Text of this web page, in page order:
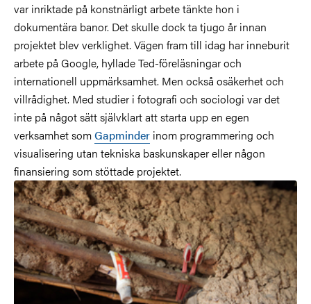
var inriktade på konstnärligt arbete tänkte hon i
dokumentära banor. Det skulle dock ta tjugo år innan
projektet blev verklighet. Vägen fram till idag har inneburit
arbete på Google, hyllade Ted-föreläsningar och
internationell uppmärksamhet. Men också osäkerhet och
villrådighet. Med studier i fotografi och sociologi var det
inte på något sätt självklart att starta upp en egen
verksamhet somGapminder inom programmering och
visualisering utan tekniska baskunskaper eller någon
finansiering som stöttade projektet.